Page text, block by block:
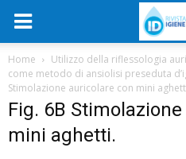
Home
Utilizzo della riflessologia
come metodo di ansiolisi preseduta
Stimolazione auricolare con mini
Fig. 6B
mini aghetti.